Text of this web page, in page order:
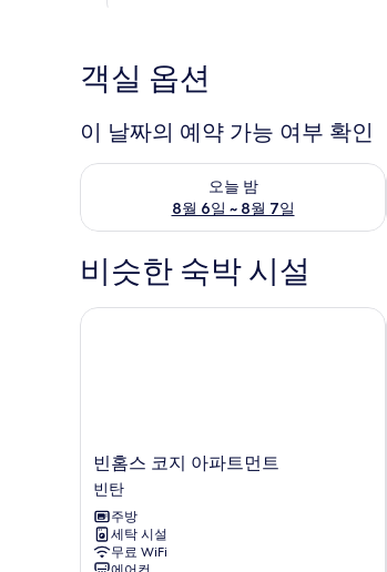
객실 옵션
이 날짜의 예약 가능 여부 확인
오늘 밤
8월 6일 ~ 8월 7일
오늘 밤 예약 가능 여부 확인, 8월 6일 ~
비슷한 숙박 시설
빈
홈
스
코
지
아
빈홈스 코지 아파트먼트
빈탄
주방
세탁 시설
무료 WiFi
빈홈스 코지 아파트먼트